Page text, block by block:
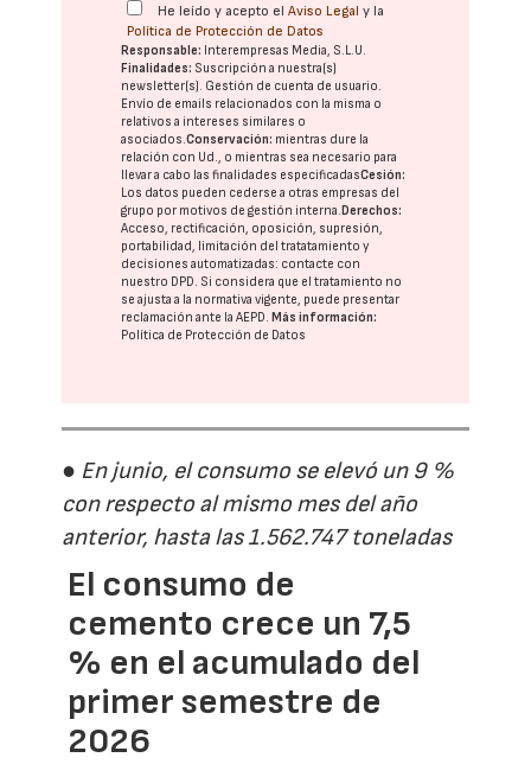
He leído y acepto elAviso Legal y la
Política de Protección de Datos
Responsable: Interempresas Media, S.L.U.
Finalidades: Suscripción a nuestra(s)
newsletter(s). Gestión de cuenta de usuario.
Envío de emails relacionados con la misma o
relativos a intereses similares o
asociados.Conservación: mientras dure la
relación con Ud., o mientras sea necesario para
llevar a cabo las finalidades especificadasCesión:
Los datos pueden cederse a otras empresas del
grupo por motivos de gestión interna.Derechos:
Acceso, rectificación, oposición, supresión,
portabilidad, limitación del tratatamiento y
decisiones automatizadas: contacte con
nuestro DPD. Si considera que el tratamiento no
se ajusta a la normativa vigente, puede presentar
reclamación ante laAEPD.Más información:
Política de Protección de Datos
● En junio, el consumo se elevó un 9 %
con respecto al mismo mes del año
anterior, hasta las 1.562.747 toneladas
El consumo de
cemento crece un 7,5
% en el acumulado del
primer semestre de
2026